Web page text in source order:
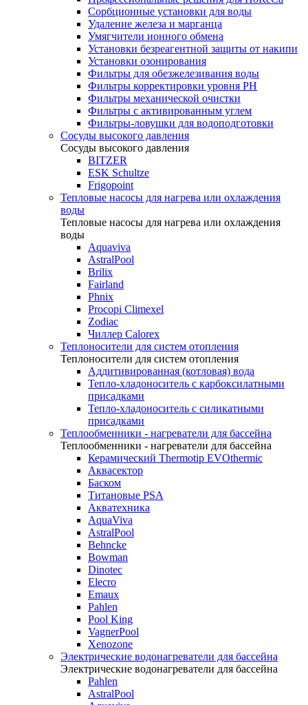
Сорбционные установки для воды
Удаление железа и марганца
Умягчители ионного обмена
Установки безреагентной защиты от накипи
Установки озонирования
Фильтры для обезжелезивания воды
Фильтры корректировки уровня PH
Фильтры механической очистки
Фильтры с активированным углем
Фильтры-ловушки для водоподготовки
Сосуды высокого давления
Сосуды высокого давления
BITZER
ESK Schultze
Frigopoint
Тепловые насосы для нагрева или охлаждения
воды
Тепловые насосы для нагрева или охлаждения
воды
Aquaviva
AstralPool
Brilix
Fairland
Phnix
Procopi Climexel
Zodiac
Чиллер Calorex
Теплоносители для систем отопления
Теплоносители для систем отопления
Аддитивированная (котловая) вода
Тепло-хладоноситель с карбоксилатными
присадками
Тепло-хладоноситель с силикатными
присадками
Теплообменники - нагреватели для бассейна
Теплообменники - нагреватели для бассейна
Керамический Thermotip EVOthermic
Аквасектор
Баском
Титановые PSA
Акватехника
AquaViva
AstralPool
Behncke
Bowman
Dinotec
Elecro
Emaux
Pahlen
Pool King
VagnerPool
Xenozone
Электрические водонагреватели для бассейна
Электрические водонагреватели для бассейна
Pahlen
AstralPool